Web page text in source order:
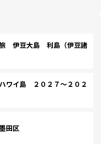
伊豆大島 利島（伊豆諸
イ島 ２０２７～２０２
田区